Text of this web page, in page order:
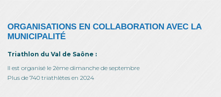
ORGANISATIONS EN COLLABORATION AVEC LA
MUNICIPALITÉ
Triathlon du Val de Saône :
Il est organisé le 2ème dimanche de septembre
Plus de 740 triathlètes en 2024